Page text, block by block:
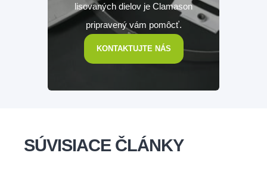
lisovaných dielov je Clamason
pripravený vám pomôcť.
KONTAKTUJTE NÁS
SÚVISIACE ČLÁNKY